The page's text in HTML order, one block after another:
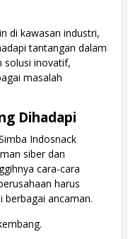
di kawasan industri,
tantangan dalam
solusi inovatif,
masalah
Dihadapi
Indosnack
siber dan
cara-cara
harus
berbagai ancaman.